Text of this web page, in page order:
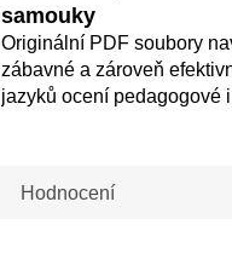
samouky
Originální PDF soubory
zábavné a zároveň
jazyků ocení pedagogové
Hodnocení